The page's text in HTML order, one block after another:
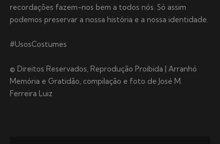
recordações fazem-nos bem a todos nós. Só assim
podemos preservar a nossa história e a nossa identidade.
#UsosCostumes
© Direitos Reservados, Reprodução Proibida | Arranhó
Memória e Gratidão, compilação e foto de José M.
Ferreira Luiz